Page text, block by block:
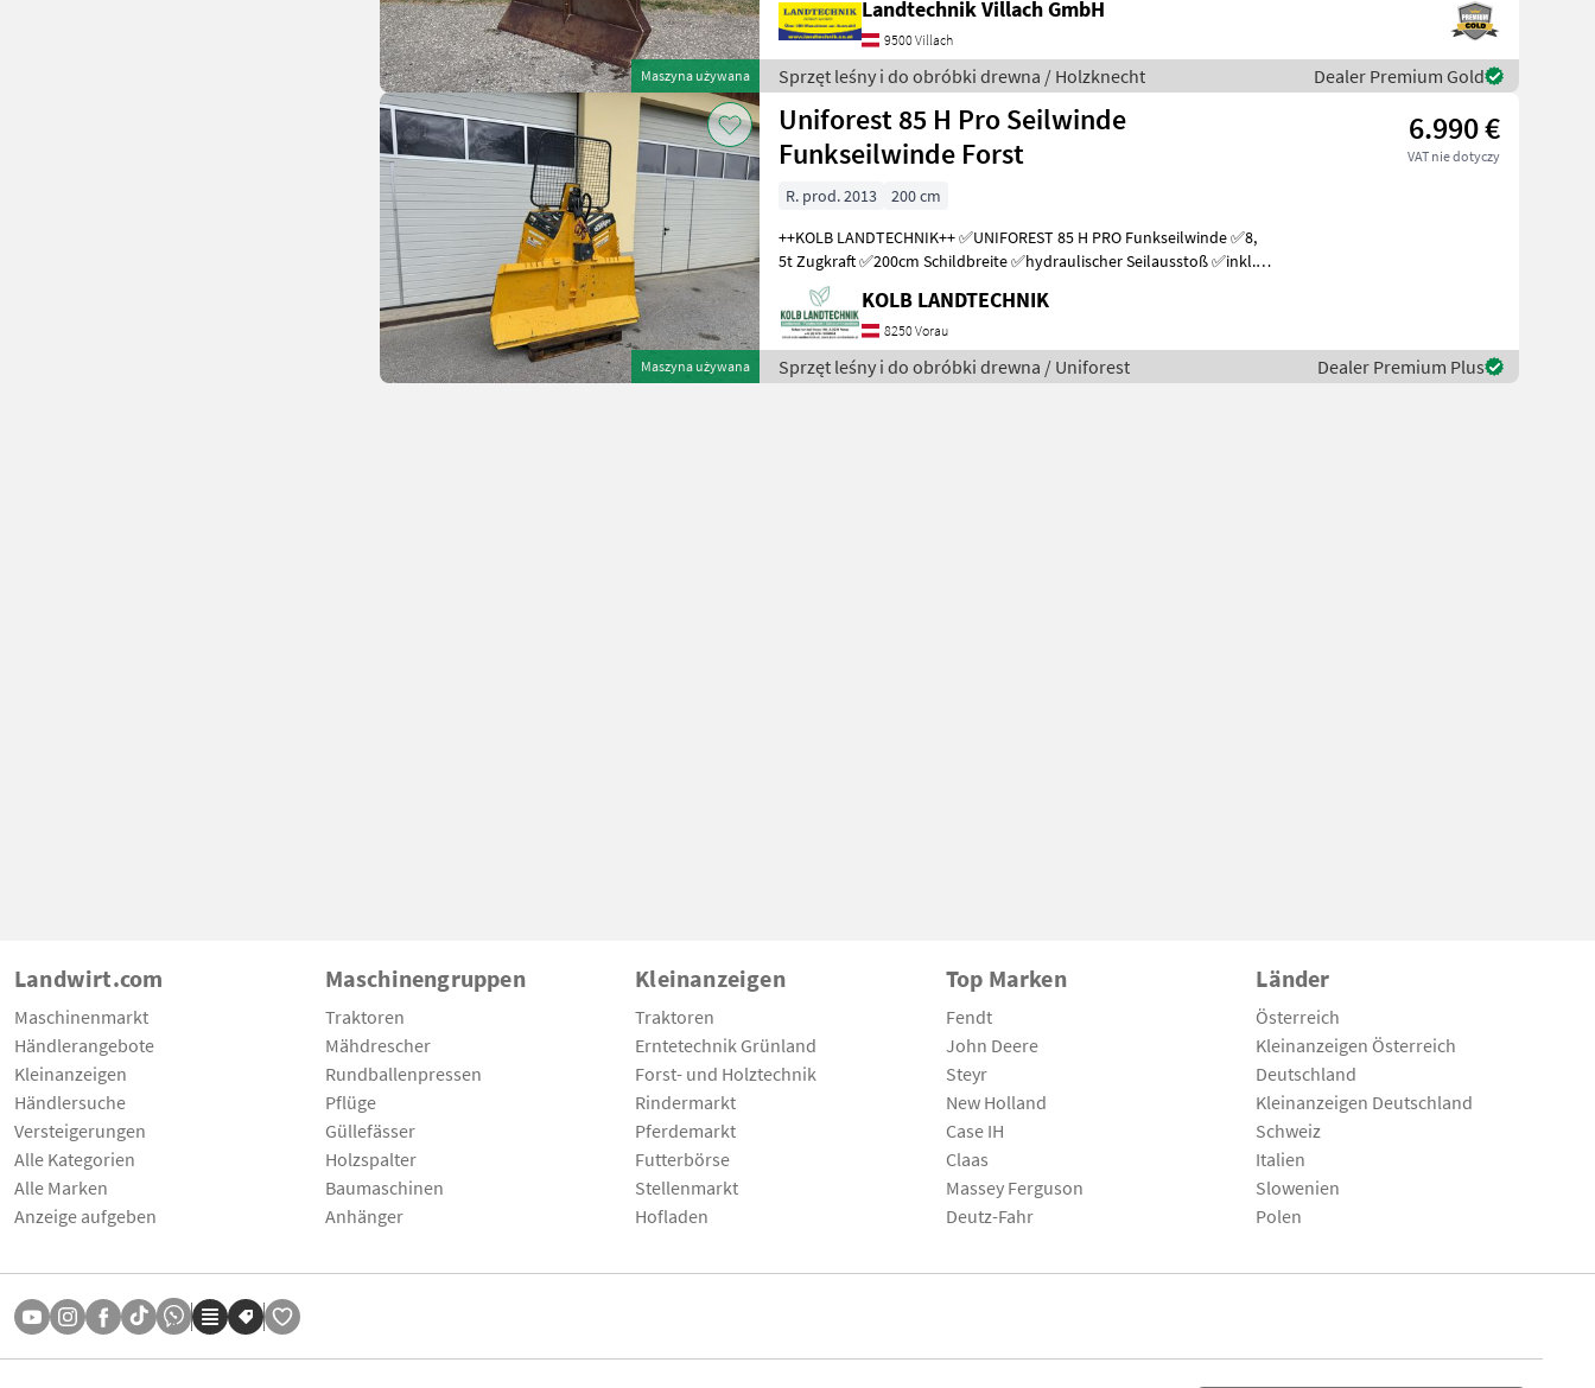
Maszyna używana
Landtechnik Villach GmbH
9500 Villach
Sprzęt leśny i do obróbki drewna / Holzknecht Dealer Premium Gold
Maszyna używana
Uniforest 85 H Pro Seilwinde
Funkseilwinde Forst
6.990 €
VAT nie dotyczy
R. prod. 2013
200 cm
++KOLB LANDTECHNIK++ ✅UNIFOREST 85 H PRO Funkseilwinde ✅8,
5t Zugkraft ✅200cm Schildbreite ✅hydraulischer Seilausstoß ✅inkl.
TERRA Profi Funk - Ziehen / Kurzl
KOLB LANDTECHNIK
8250 Vorau
Sprzęt leśny i do obróbki drewna / Uniforest Dealer Premium Plus
Landwirt.com
Maschinenmarkt
Händlerangebote
Kleinanzeigen
Händlersuche
Versteigerungen
Alle Kategorien
Alle Marken
Anzeige aufgeben
Maschinengruppen
Traktoren
Mähdrescher
Rundballenpressen
Pflüge
Güllefässer
Holzspalter
Baumaschinen
Anhänger
Kleinanzeigen
Traktoren
Erntetechnik Grünland
Forst- und Holztechnik
Rindermarkt
Pferdemarkt
Futterbörse
Stellenmarkt
Hofladen
Top Marken
Fendt
John Deere
Steyr
New Holland
Case IH
Claas
Massey Ferguson
Deutz-Fahr
Länder
Österreich
Kleinanzeigen Österreich
Deutschland
Kleinanzeigen Deutschland
Schweiz
Italien
Slowenien
Polen